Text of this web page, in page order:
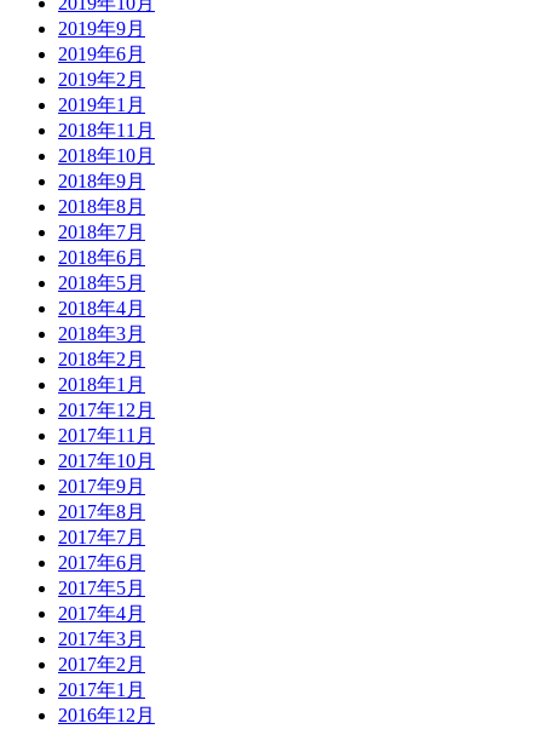
2019年9月
2019年6月
2019年2月
2019年1月
2018年11月
2018年10月
2018年9月
2018年8月
2018年7月
2018年6月
2018年5月
2018年4月
2018年3月
2018年2月
2018年1月
2017年12月
2017年11月
2017年10月
2017年9月
2017年8月
2017年7月
2017年6月
2017年5月
2017年4月
2017年3月
2017年2月
2017年1月
2016年12月